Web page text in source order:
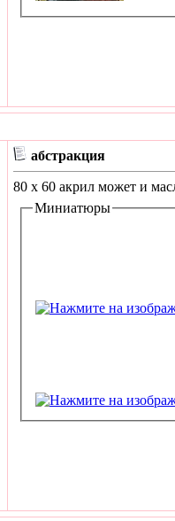
абстракция
80 х 60 акрил может и
Миниатюры